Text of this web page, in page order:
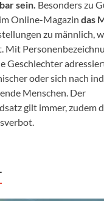
sein. Besonders zu
Online-Magazin das
zu männlich,
Mit
Geschlechter
oder sich nach
Menschen. Der
gilt immer, zudem